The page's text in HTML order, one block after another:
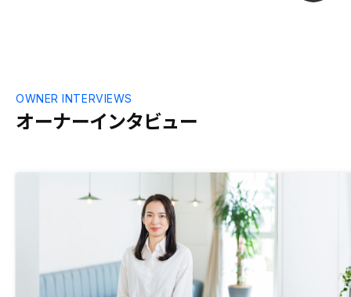
オーナーインタビュー
OWNER INTERVIEWS